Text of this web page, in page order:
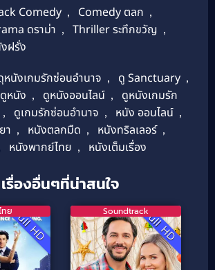
Comedy , Comedy ตลก ,
ดราม่า , Thriller ระทึกขวัญ ,
ฝรั่ง
หนังเกมรักซ่อนอำนาจ , ดู Sanctuary ,
ดูหนัง , ดูหนังออนไลน์ ,
ดูหนังเกมรัก
, ดูเกมรักซ่อนอำนาจ , หนัง ออนไลน์ ,
า , หนังตลกมืด , หนังทริลเลอร์ ,
หนังพากย์ไทย , หนังเต็มเรื่อง
เรื่องอื่นๆที่น่าสนใจ
Full HD
ทย Full HD
Soundtrack